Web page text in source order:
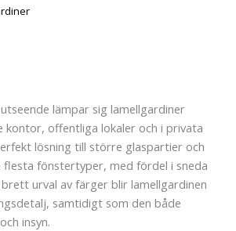
lämpar sig lamellgardiner
offentliga lokaler och i privata
lösning till större glaspartier och
fönstertyper, med fördel i sneda
urval av färger blir lamellgardinen
samtidigt som den både
insyn.